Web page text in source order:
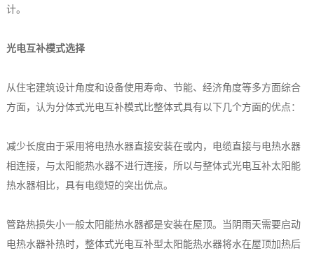
计。
光电互补模式选择
从住宅建筑设计角度和设备使用寿命、节能、经济角度等多方面综合
方面，认为分体式光电互补模式比整体式具有以下几个方面的优点：
减少长度由于采用将电热水器直接安装在或内，电缆直接与电热水器
相连接，与太阳能热水器不进行连接，所以与整体式光电互补太阳能
热水器相比，具有电缆短的突出优点。
管路热损失小一般太阳能热水器都是安装在屋顶。当阴雨天需要启动
电热水器补热时，整体式光电互补型太阳能热水器将水在屋顶加热后